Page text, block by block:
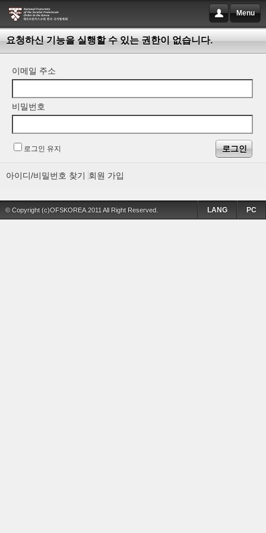
Menu
요청하신 기능을 실행할 수 있는 권한이 없습니다.
이메일 주소
비밀번호
로그인 유지
아이디/비밀번호 찾기 회원 가입
© Copyright (c)OFSKOREA.2011 All Right Reserved. PC
LANG